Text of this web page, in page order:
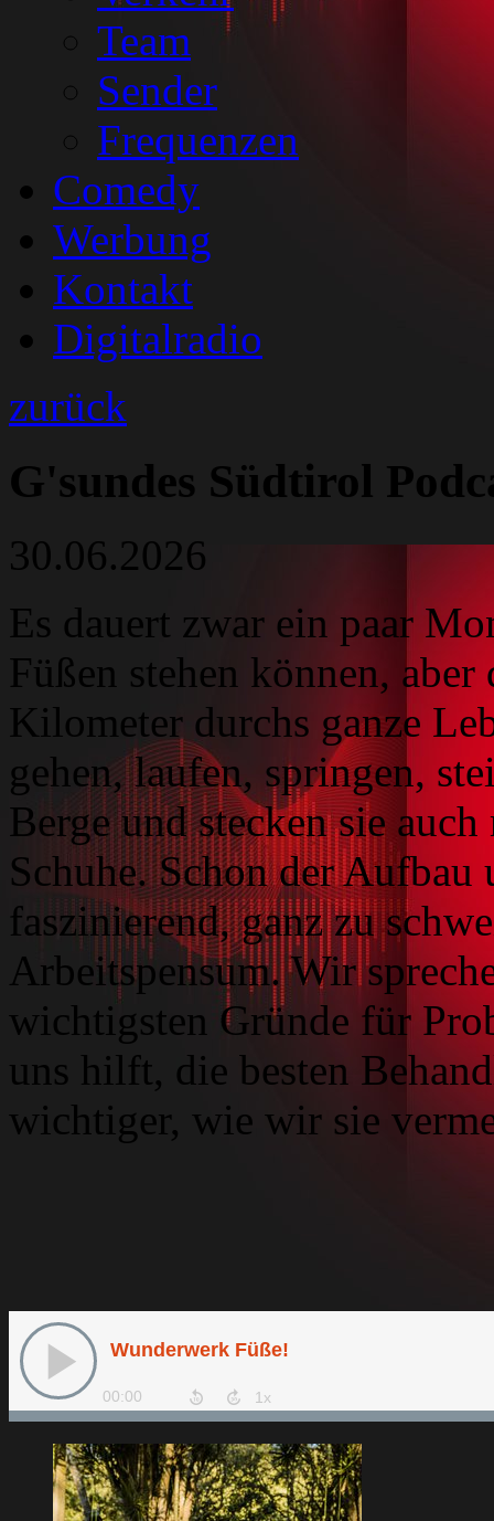
Team
Sender
Frequenzen
Comedy
Werbung
Kontakt
Digitalradio
zurück
G'sundes Südtirol
30.06.2026
Es dauert zwar ein paar
Füßen stehen können,
Kilometer durchs ganze
gehen, laufen, springen,
Berge und stecken sie
Schuhe. Schon der Aufbau
faszinierend, ganz zu
Arbeitspensum. Wir
wichtigsten Gründe für
uns hilft, die besten
wichtiger, wie wir sie